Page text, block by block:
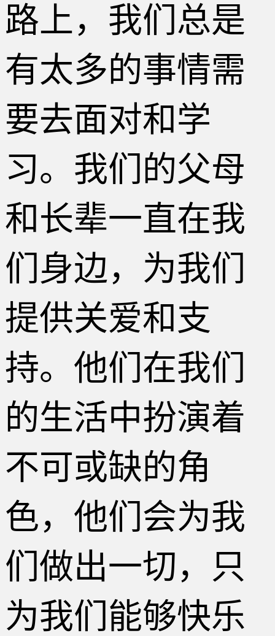
路上，我们总是
有太多的事情需
要去面对和学
习。我们的父母
和长辈一直在我
们身边，为我们
提供关爱和支
持。他们在我们
的生活中扮演着
不可或缺的角
色，他们会为我
们做出一切，只
为我们能够快乐